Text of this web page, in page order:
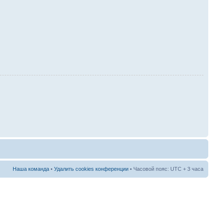
Наша команда • Удалить cookies конференции • Часовой пояс: UTC + 3 часа